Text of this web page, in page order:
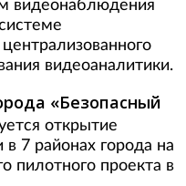
видеонаблюдения
видеоаналитики.
«Безопасный
открытие
7 районах города на
пилотного проекта в